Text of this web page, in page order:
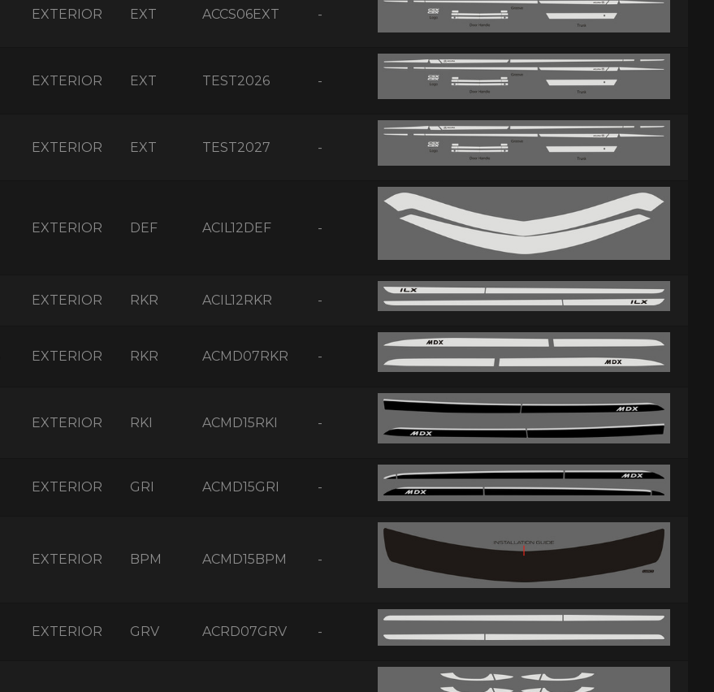
EXTERIOR EXT ACCS06EXT -
EXTERIOR EXT TEST2026 -
EXTERIOR EXT TEST2027 -
EXTERIOR DEF ACIL12DEF -
EXTERIOR RKR ACIL12RKR -
EXTERIOR RKR ACMD07RKR -
EXTERIOR RKI ACMD15RKI -
EXTERIOR GRI ACMD15GRI -
EXTERIOR BPM ACMD15BPM -
EXTERIOR GRV ACRD07GRV -